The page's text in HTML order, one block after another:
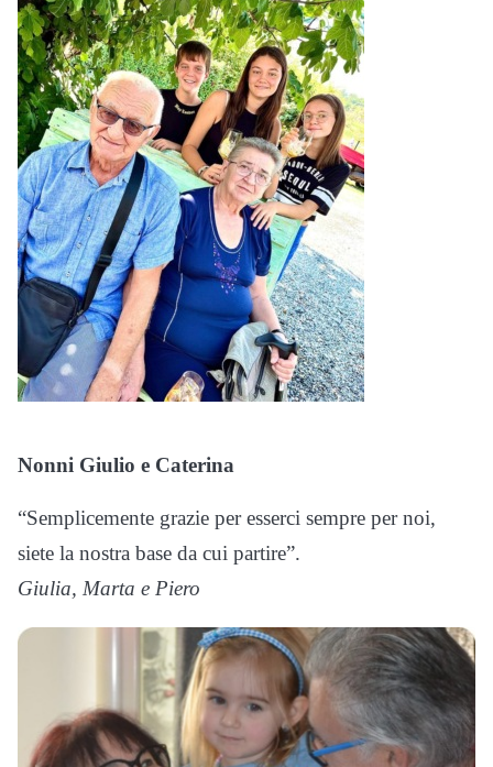
Nonni Giulio e Caterina
“Semplicemente grazie per esserci sempre per noi,
siete la nostra base da cui partire”.
Giulia, Marta e Piero